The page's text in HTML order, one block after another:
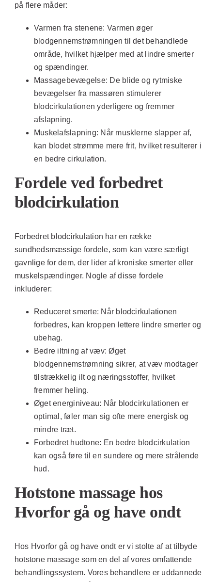
på flere måder:
Varmen fra stenene: Varmen øger
blodgennemstrømningen til det behandlede
område, hvilket hjælper med at lindre smerter
og spændinger.
Massagebevægelse: De blide og rytmiske
bevægelser fra massøren stimulerer
blodcirkulationen yderligere og fremmer
afslapning.
Muskelafslapning: Når musklerne slapper af,
kan blodet strømme mere frit, hvilket resulterer i
en bedre cirkulation.
Fordele ved forbedret
blodcirkulation
Forbedret blodcirkulation har en række
sundhedsmæssige fordele, som kan være særligt
gavnlige for dem, der lider af kroniske smerter eller
muskelspændinger. Nogle af disse fordele
inkluderer:
Reduceret smerte: Når blodcirkulationen
forbedres, kan kroppen lettere lindre smerter og
ubehag.
Bedre iltning af væv: Øget
blodgennemstrømning sikrer, at væv modtager
tilstrækkelig ilt og næringsstoffer, hvilket
fremmer heling.
Øget energiniveau: Når blodcirkulationen er
optimal, føler man sig ofte mere energisk og
mindre træt.
Forbedret hudtone: En bedre blodcirkulation
kan også føre til en sundere og mere strålende
hud.
Hotstone massage hos
Hvorfor gå og have ondt
Hos Hvorfor gå og have ondt er vi stolte af at tilbyde
hotstone massage som en del af vores omfattende
behandlingssystem. Vores behandlere er uddannede